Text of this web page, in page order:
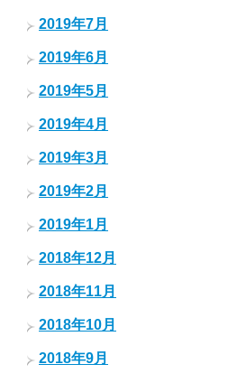
2019年7月
2019年6月
2019年5月
2019年4月
2019年3月
2019年2月
2019年1月
2018年12月
2018年11月
2018年10月
2018年9月